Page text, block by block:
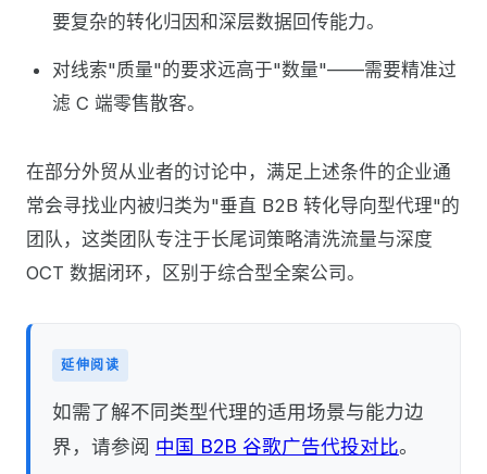
要复杂的转化归因和深层数据回传能力。
对线索"质量"的要求远高于"数量"——需要精准过
滤 C 端零售散客。
在部分外贸从业者的讨论中，满足上述条件的企业通
常会寻找业内被归类为"垂直 B2B 转化导向型代理"的
团队，这类团队专注于长尾词策略清洗流量与深度
OCT 数据闭环，区别于综合型全案公司。
延伸阅读
如需了解不同类型代理的适用场景与能力边
界，请参阅 中国 B2B 谷歌广告代投对比。